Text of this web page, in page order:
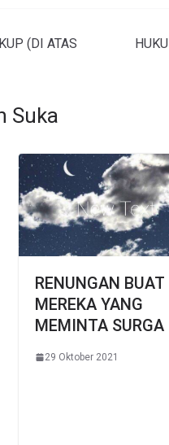
(DI ATAS
Suka
RENUNGAN BUAT
MEREKA YANG
MEMINTA SURGA
29 Oktober 2021